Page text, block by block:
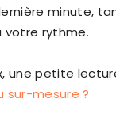
minute,
votre rythme.
une petite
sur-mesure ?